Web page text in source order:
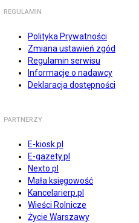
REGULAMIN
Polityka Prywatności
Zmiana ustawień zgód
Regulamin serwisu
Informacje o nadawcy
Deklaracja dostępności
PARTNERZY
E-kiosk.pl
E-gazety.pl
Nexto.pl
Mała księgowość
Kancelarierp.pl
Wieści Rolnicze
Życie Warszawy